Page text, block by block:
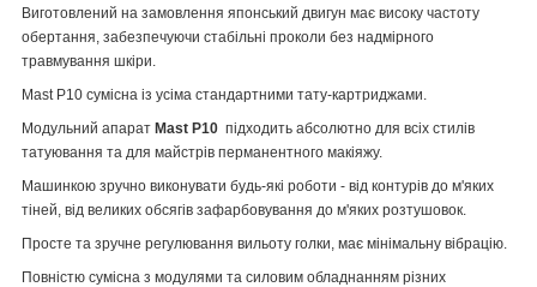
Виготовлений на замовлення японський двигун має високу частоту
обертання, забезпечуючи стабільні проколи без надмірного
травмування шкіри.
Mast P10 сумісна із усіма стандартними тату-картриджами.
Модульний апарат Mast P10 підходить абсолютно для всіх стилів
татуювання та для майстрів перманентного макіяжу.
Машинкою зручно виконувати будь-які роботи - від контурів до м'яких
тіней, від великих обсягів зафарбовування до м'яких розтушовок.
Просте та зручне регулювання вильоту голки, має мінімальну вібрацію.
Повністю сумісна з модулями та силовим обладнанням різних